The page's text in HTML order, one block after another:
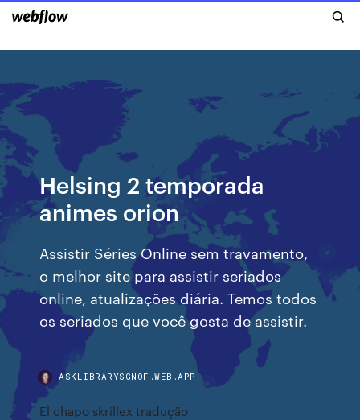
Helsing 2 temporada
animes orion
Assistir Séries Online sem travamento,
o melhor site para assistir seriados
online, atualizações diária. Temos todos
os seriados que você gosta de assistir.
ASKLIBRARYSGNOF.WEB.APP
El chapo skrillex tradução